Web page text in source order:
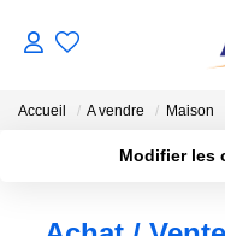
Accueil A vendre Maison
Modifier les
Type de bien